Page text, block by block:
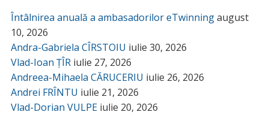
Întâlnirea anuală a ambasadorilor eTwinningaugust
10, 2026
Andra-Gabriela CÎRSTOIU iulie 30, 2026
Vlad-Ioan ȚÎR iulie 27, 2026
Andreea-Mihaela CĂRUCERIU iulie 26, 2026
Andrei FRÎNTU iulie 21, 2026
Vlad-Dorian VULPE iulie 20, 2026